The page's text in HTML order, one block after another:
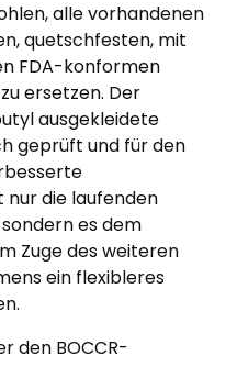
alle vorhandenen
quetschfesten, mit
FDA-konformen
ersetzen. Der
ausgekleidete
geprüft und für den
die laufenden
es dem
Zuge des weiteren
ein flexibleres
den BOCCR-